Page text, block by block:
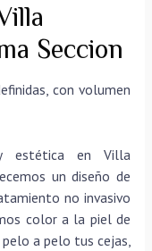
Seccion
con volumen
estética en Villa
un diseño de
no invasivo
color a la piel de
a pelo tus cejas,